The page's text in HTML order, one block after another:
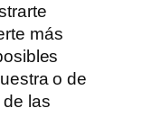
más
o de
las